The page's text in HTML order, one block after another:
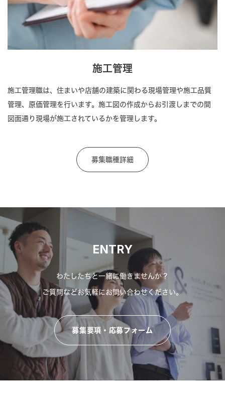
施工管理
施工管理職は、住まいや店舗の建築に関わる現場管理や施工品質
管理、原価管理を行います。施工図の作成からお引渡しまでの間
図面通り現場が施工されているかを管理します。
募集職種詳細
ENTRY
わたしたちと一緒に働きませんか？
ご質問などお気軽にお問い合わせください。
募集要項・応募フォーム